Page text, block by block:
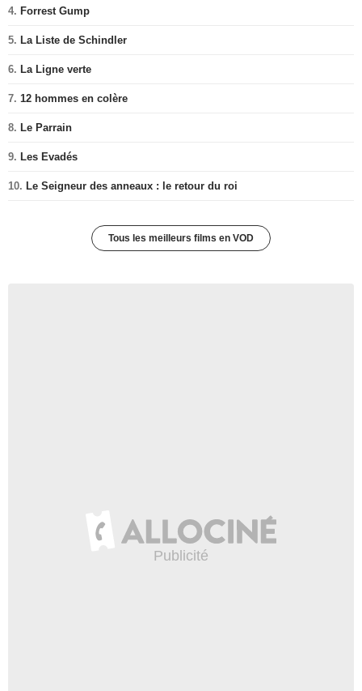
4. Forrest Gump
5. La Liste de Schindler
6. La Ligne verte
7. 12 hommes en colère
8. Le Parrain
9. Les Evadés
10. Le Seigneur des anneaux : le retour du roi
Tous les meilleurs films en VOD